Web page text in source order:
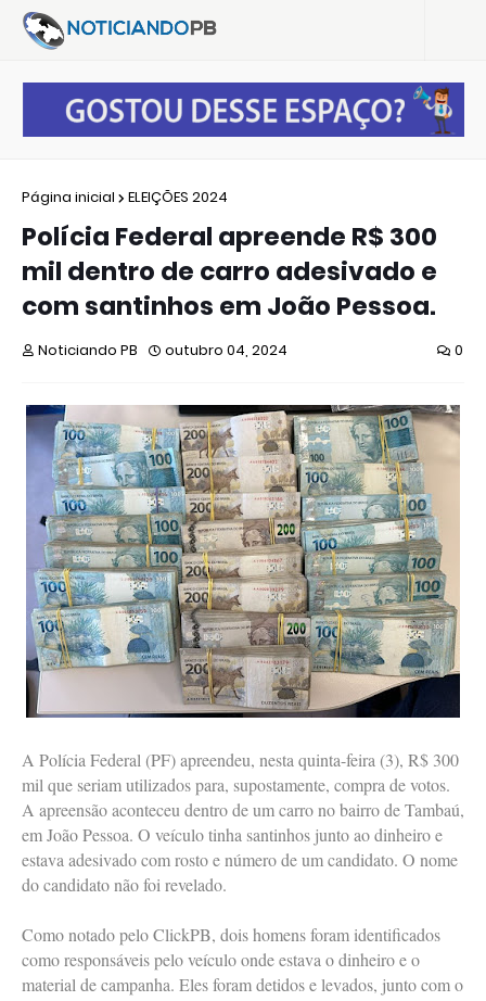
Página inicial ELEIÇÕES 2024
Polícia Federal apreende R$ 300
mil dentro de carro adesivado e
com santinhos em João Pessoa.
Noticiando PB outubro 04, 2024 0
A Polícia Federal (PF) apreendeu, nesta quinta-feira (3), R$ 300
mil que seriam utilizados para, supostamente, compra de votos.
A apreensão aconteceu dentro de um carro no bairro de Tambaú,
em João Pessoa. O veículo tinha santinhos junto ao dinheiro e
estava adesivado com rosto e número de um candidato. O nome
do candidato não foi revelado.
Como notado pelo ClickPB, dois homens foram identificados
como responsáveis pelo veículo onde estava o dinheiro e o
material de campanha. Eles foram detidos e levados, junto com o